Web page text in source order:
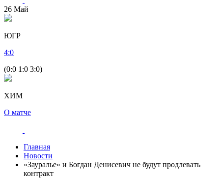
26 Май
ЮГР
4:0
(0:0 1:0 3:0)
ХИМ
О матче
Главная
Новости
«Зауралье» и Богдан Денисевич не будут продлевать
контракт